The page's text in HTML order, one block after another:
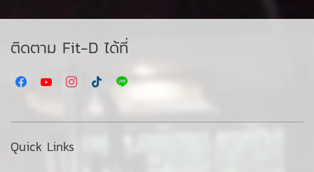
ติดตาม Fit-D ได้ที่
Quick Links